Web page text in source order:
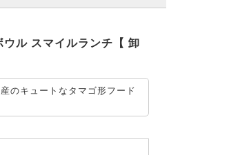
ル スマイルランチ【 卸
のキュートなタマゴ形フード